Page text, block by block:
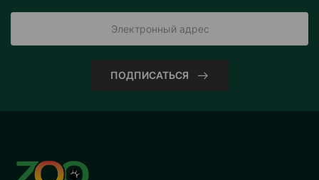
ПОДПИСАТЬСЯ